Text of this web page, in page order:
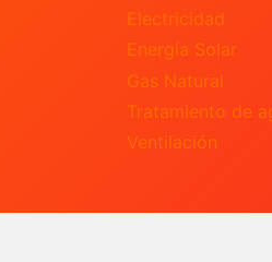
Electricidad
Energía Solar
Gas Natural
Tratamiento de
Ventilación